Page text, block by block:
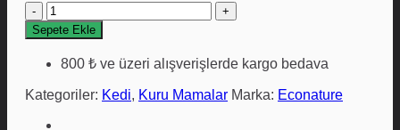
Econature
Tavuklu
Yetişkin
Kedi
Maması
15
Kg
adet
Sepete Ekle
800 ₺ ve üzeri alışverişlerde kargo bedava
Kategoriler: Kedi, Kuru Mamalar Marka: Econature